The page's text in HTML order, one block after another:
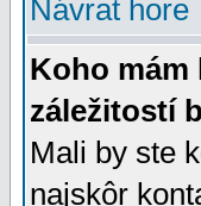
Návrat hore
Koho
záležitostí
Mali by ste
najskôr